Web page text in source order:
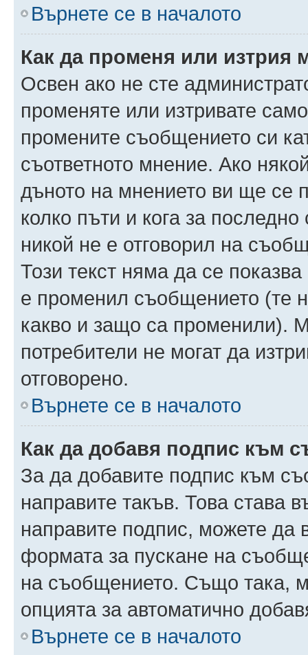
Върнете се в началото
Как да променя или изтрия
Освен ако не сте
променяте или изтривате
промените съобщението си
съответното мнение. Ако
дъното на мнението ви ще се
колко пъти и кога за
никой не е отговорил на
Този текст няма да се
е променил съобщението (те
какво и защо са променили).
потребители не могат да
отговорено.
Върнете се в началото
Как да добавя подпис към
За да добавите подпис към
направите такъв. Това
направите подпис, можете да
формата за пускане на
на съобщението. Също така,
опцията за автоматично
Върнете се в началото